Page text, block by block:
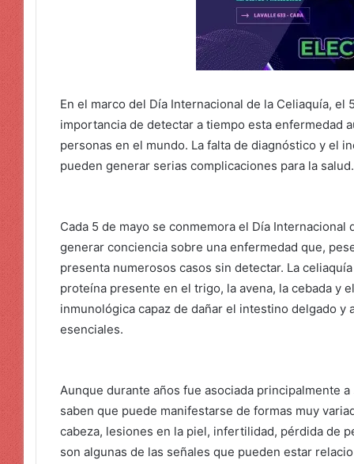
En el marco del Día Internacional de la Celiaquía, el
importancia de detectar a tiempo esta enfermedad
personas en el mundo. La falta de diagnóstico y el
pueden generar serias complicaciones para la salud.
Cada 5 de mayo se conmemora el Día Internacional
generar conciencia sobre una enfermedad que,
presenta numerosos casos sin detectar. La
proteína presente en el trigo, la avena, la cebada y
inmunológica capaz de dañar el intestino delgado
esenciales.
Aunque durante años fue asociada principalmente
saben que puede manifestarse de formas muy
cabeza, lesiones en la piel, infertilidad, pérdida de
son algunas de las señales que pueden estar